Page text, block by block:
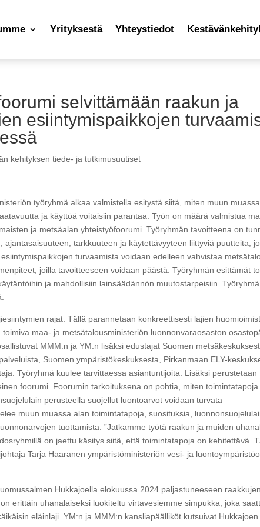
Yrityksestä Yhteystiedot
selvittämään raakun ja
esiintymispaikkojen
kehityksen tiede- ja tutkimusuutiset
työryhmä alkaa valmistella esitystä siitä, miten muun muassa
ja käyttöä voitaisiin parantaa. Työn on määrä valmistua
ja metsäalan yhteistyöfoorumi. Työryhmän tavoitteena on
tarkkuuteen ja käytettävyyteen liittyviä puutteita,
turvaamista voidaan edelleen vahvistaa
joilla tavoitteeseen voidaan päästä. Työryhmän esittämät
ja mahdollisiin lainsäädännön muutostarpeisiin.
rajat. Tällä parannetaan konkreettisesti lajien
maa- ja metsätalousministeriön luonnonvaraosaston
MMM:n ja YM:n lisäksi edustajat Suomen
Suomen ympäristökeskuksesta, Pirkanmaan ELY-
Työryhmä kuulee tarvittaessa asiantuntijoita. Lisäksi perustetaan
foorumi. Foorumin tarkoituksena on pohtia, miten toimintatapoja
perusteella suojellut luontoarvot voidaan turvata
muun muassa alan toimintatapoja, suosituksia,
tuottamista. ”Jatkamme työtä raakun ja muiden
on jaettu käsitys siitä, että toimintatapoja on kehitettävä.
Tarja Haaranen ympäristöministeriön vesi- ja
Hukkajoella elokuussa 2024 paljastuneeseen raakkujen
erittäin uhanalaiseksi luokiteltu virtavesiemme simpukka, joka
eläinlaji. YM:n ja MMM:n kansliapäälliköt kutsuivat Hukkajoen